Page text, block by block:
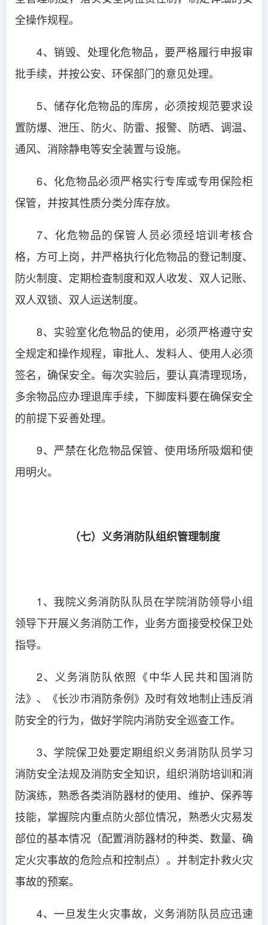
全操作规程。
4、销毁、处理化危物品，要严格履行申报审
批手续，并按公安、环保部门的意见处理。
5、储存化危物品的库房，必须按规范要求设
置防爆、泄压、防火、防雷、报警、防晒、调温、
通风、消除静电等安全装置与设施。
6、化危物品必须严格实行专库或专用保险柜
保管，并按其性质分类分库存放。
7、化危物品的保管人员必须经培训考核合
格，方可上岗，并严格执行化危物品的登记制度、
防火制度、定期检查制度和双人收发、双人记账、
双人双锁、双人运送制度。
8、实验室化危物品的使用，必须严格遵守安
全规定和操作规程，审批人、发料人、使用人必须
签名，确保安全。每次实验后，要认真清理现场，
多余物品应办理退库手续，下脚废料要在确保安全
的前提下妥善处理。
9、严禁在化危物品保管、使用场所吸烟和使
用明火。
（七）义务消防队组织管理制度
1、我院义务消防队队员在学院消防领导小组
领导下开展义务消防工作，业务方面接受校保卫处
指导。
2、义务消防队依照《中华人民共和国消防
法》、《长沙市消防条例》及时有效地制止违反消
防安全的行为，做好学院内消防安全巡查工作。
3、学院保卫处要定期组织义务消防队员学习
消防安全法规及消防安全知识，组织消防培训和消
防演练，熟悉各类消防器材的使用、维护、保养等
技能，掌握院内重点防火部位情况，熟悉火灾易发
部位的基本情况（配置消防器材的种类、数量、确
定火灾事故的危险点和控制点）。并制定扑救火灾
事故的预案。
4、一旦发生火灾事故，义务消防队员应迅速